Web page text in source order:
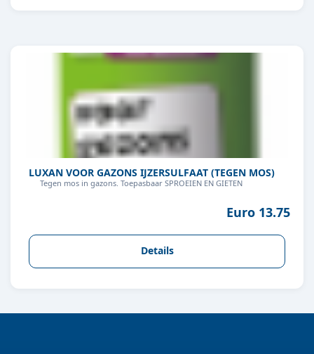
LUXAN VOOR GAZONS IJZERSULFAAT (TEGEN MOS)
Tegen mos in gazons. Toepasbaar SPROEIEN EN GIETEN
Euro 13.75
Details